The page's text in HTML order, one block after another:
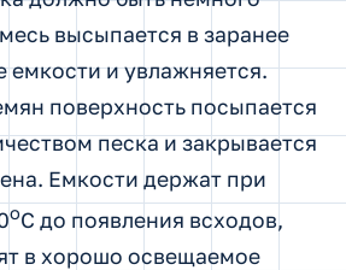
высыпается в заранее
емкости и увлажняется.
поверхность посыпается
песка и закрывается
Емкости держат при
оС до появления всходов,
в хорошо освещаемое